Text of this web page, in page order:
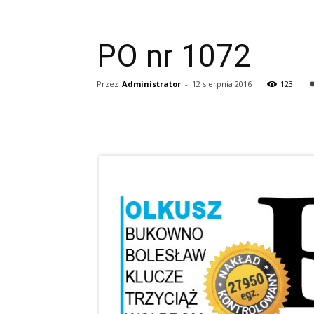
PO nr 1072
Przez Administrator - 12 sierpnia 2016 123